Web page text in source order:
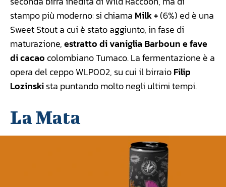
stampo più moderno: si chiama Milk +(6%) ed è una
Sweet Stout a cui è stato aggiunto, in fase di
maturazione,estratto di vaniglia Barboun e fave
di cacao colombiano Tumaco. La fermentazione è a
opera del ceppo WLP002, su cui il birraioFilip
Lozinskista puntando molto negli ultimi tempi.
La Mata